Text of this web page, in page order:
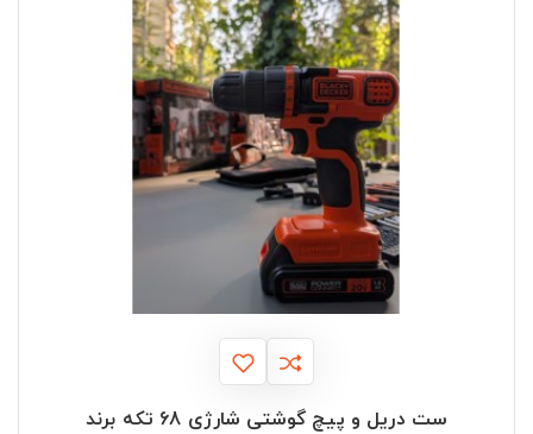
ست دریل و پیچ گوشتی شارژی 68 تکه برند